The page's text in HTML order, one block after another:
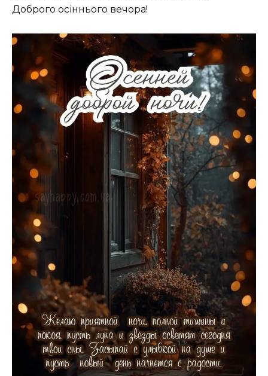
Доброго осіннього вечора!